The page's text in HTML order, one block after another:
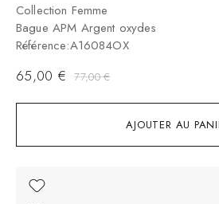
AJOUTER AU
Collection Femme
Bague APM Argent oxydes
Référence:A16084OX
77,00€
65,00 €